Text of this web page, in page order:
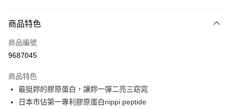
信用卡一次付款
信用卡分期付款
合作金庫商業銀行
華南商業銀行
彰化商業銀行
上海商業儲蓄銀行
台北富邦商業銀行
6 期 0 利率 每期
華南商業銀行
彰化商業銀行
超商取貨付款
商品特色
商品編號
9687045
商品特色
最挺妳的膠原蛋白，讓妳一彈二亮三窈窕
日本市佔第一專利膠原蛋白nippi peptide